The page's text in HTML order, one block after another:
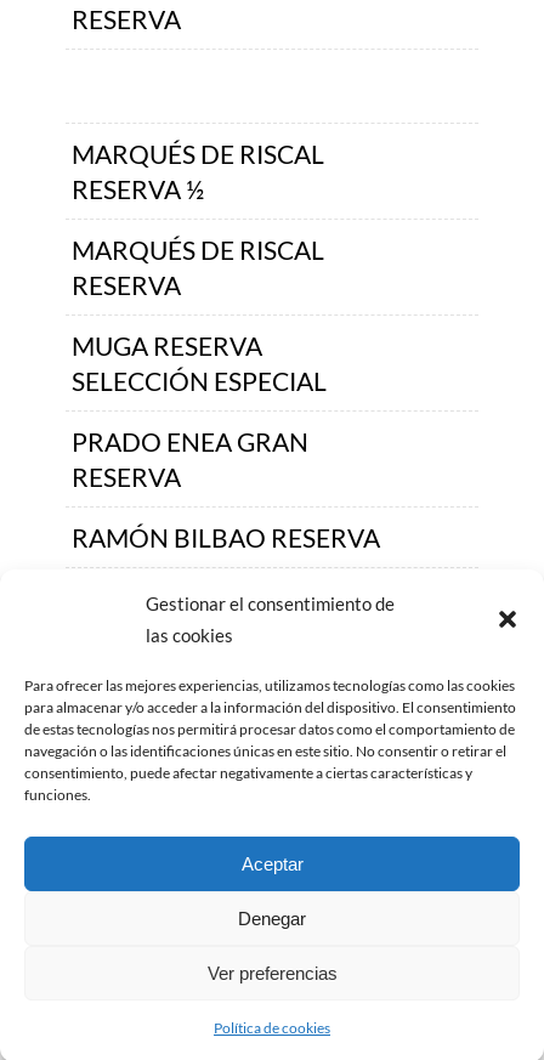
Gestionar el consentimiento de
las cookies
Para ofrecer las mejores experiencias, utilizamos tecnologías como las cookies
para almacenar y/o acceder a la información del dispositivo. El consentimiento
de estas tecnologías nos permitirá procesar datos como el comportamiento de
navegación o las identificaciones únicas en este sitio. No consentir o retirar el
consentimiento, puede afectar negativamente a ciertas características y
funciones.
Aceptar
Denegar
Ver preferencias
Política de cookies
RESERVA
MARQUÉS DE RISCAL
RESERVA ½
MARQUÉS DE RISCAL
RESERVA
MUGA RESERVA
SELECCIÓN ESPECIAL
PRADO ENEA GRAN
RESERVA
RAMÓN BILBAO RESERVA
REMELLURI RESERVA
VIÑA POMAL RESERVA
VIÑA TONDONIA RESERVA
VIÑA DEL OJA RESERVA
CONDE DE LOS ANDES